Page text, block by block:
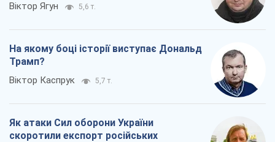
Віктор Ягун 5,6 т.
На якому боці історії виступає Дональд
Трамп?
Віктор Каспрук 5,7 т.
Як атаки Сил оборони України
скоротили експорт російських